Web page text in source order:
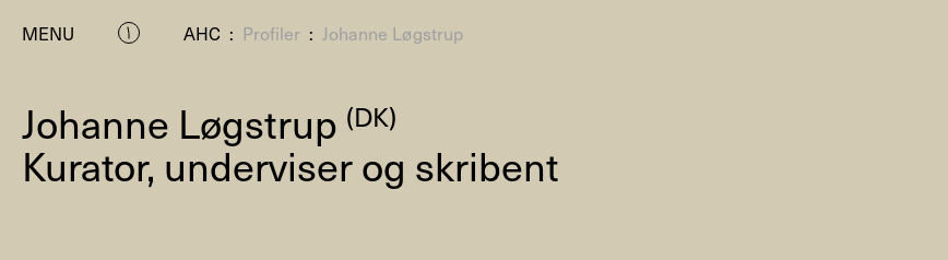
MENU AHC : Profiler : Johanne Løgstrup
Johanne Løgstrup (DK)
Kurator, underviser og skribent